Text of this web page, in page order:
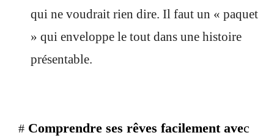
qui ne voudrait rien dire. Il faut un « paquet
» qui enveloppe le tout dans une histoire
présentable.
# Comprendre ses rêves facilement avec